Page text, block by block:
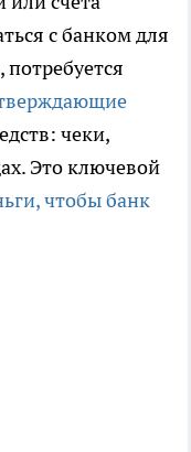
с банком для
чеки,
Это ключевой
чтобы банк